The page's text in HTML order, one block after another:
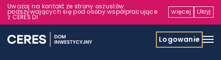
Uważaj na kontakt ze strony oszustów
podszywających się pod osoby współpracujące
z CERES DI
więcej Ukryj
Logowanie